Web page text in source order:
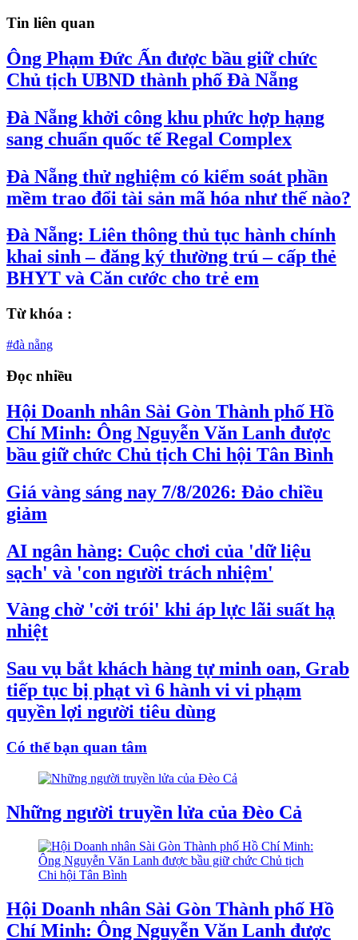
Tin liên quan
Ông Phạm Đức Ấn được bầu giữ chức
Chủ tịch UBND thành phố Đà Nẵng
Đà Nẵng khởi công khu phức hợp hạng
sang chuẩn quốc tế Regal Complex
Đà Nẵng thử nghiệm có kiểm soát phần
mềm trao đổi tài sản mã hóa như thế nào?
Đà Nẵng: Liên thông thủ tục hành chính
khai sinh – đăng ký thường trú – cấp thẻ
BHYT và Căn cước cho trẻ em
Từ khóa :
#đà nẵng
Đọc nhiều
Hội Doanh nhân Sài Gòn Thành phố Hồ
Chí Minh: Ông Nguyễn Văn Lanh được
bầu giữ chức Chủ tịch Chi hội Tân Bình
Giá vàng sáng nay 7/8/2026: Đảo chiều
giảm
AI ngân hàng: Cuộc chơi của 'dữ liệu
sạch' và 'con người trách nhiệm'
Vàng chờ 'cởi trói' khi áp lực lãi suất hạ
nhiệt
Sau vụ bắt khách hàng tự minh oan, Grab
tiếp tục bị phạt vì 6 hành vi vi phạm
quyền lợi người tiêu dùng
Có thể bạn quan tâm
Những người truyền lửa của Đèo Cả
Hội Doanh nhân Sài Gòn Thành phố Hồ
Chí Minh: Ông Nguyễn Văn Lanh được